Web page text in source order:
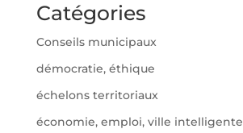
Catégories
Conseils municipaux
démocratie, éthique
échelons territoriaux
économie, emploi, ville intelligente